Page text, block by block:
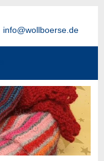
info@wollboerse.de